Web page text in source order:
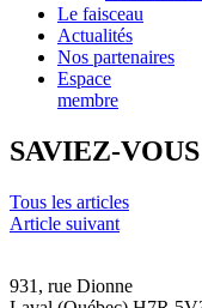
Le faisceau
Actualités
Nos partenaires
Espace
membre
SAVIEZ-
Tous les articles
Article suivant
931, rue Dionne